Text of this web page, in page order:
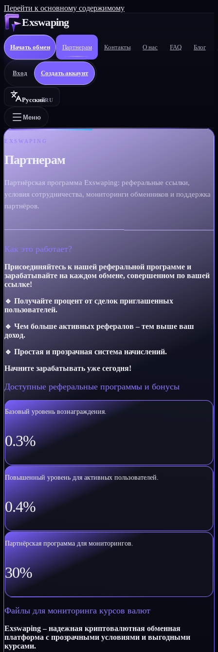
Перейти к основному содержимому
Exswaping
Начать обмен Партнерам Контакты О нас FAQ Блог
Вход Создать аккаунт
РусскийRU
Меню
EXSWAPING
Партнерам
Партнёрская программа Exswaping: реферальные ссылки,
условия сотрудничества, мониторинги обменников и поддержка
партнёров.
Как это работает?
Присоединяйтесь к нашей реферальной программе и
зарабатывайте на каждом обмене, совершенном по вашей
ссылке!
🔹 Получайте процент от сделок приглашенных
пользователей.
🔹 Чем больше активных рефералов – тем выше ваш
доход.
🔹 Простая и прозрачная система начислений.
Начните зарабатывать уже сегодня!
Доступные реферальные программы и бонусы
Базовый уровень вознаграждения.
0.3%
Повышенный уровень для активных пользователей.
0.4%
Партнёрская программа для мониторингов.
30%
Файлы для мониторинга курсов валют
Exswaping – надежная криптовалютная обменная
платформа с прозрачными условиями и выгодными
курсами.